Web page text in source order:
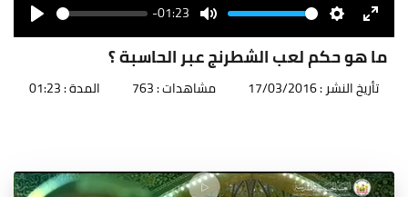
Play
Seek -01:23
Mute
Volume
SettingsEnter
ما هو حكم لعب الشطرنج عبر الحاسبة ؟
تأريخ النشر : 17/03/2016 مشاهدات : 763 المدة : 01:23